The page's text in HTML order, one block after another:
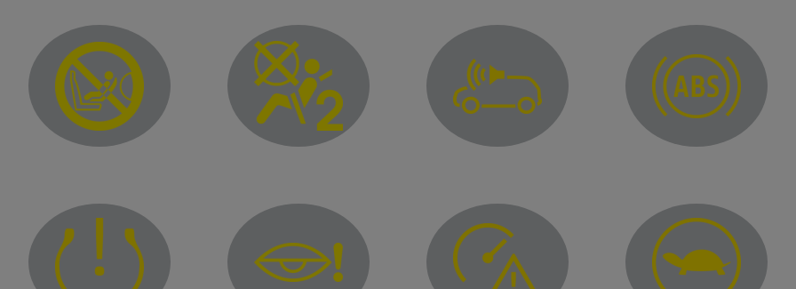
Sovoznikova varnostna blazina VKLOPLJENAIzključena varnostna blazina za sovoznika (Airbag OFF)
Opozorilna lučka za napako zvočnega opozorilnika za pešce
Kontrolna lučka sistema